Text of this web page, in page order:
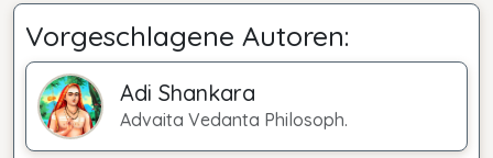
Vorgeschlagene Autoren:
Adi Shankara
Advaita Vedanta Philosoph.